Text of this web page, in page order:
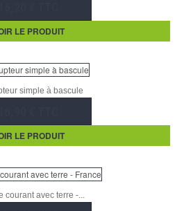
LE PRODUIT
simple à bascule
LE PRODUIT
courant avec terre -...